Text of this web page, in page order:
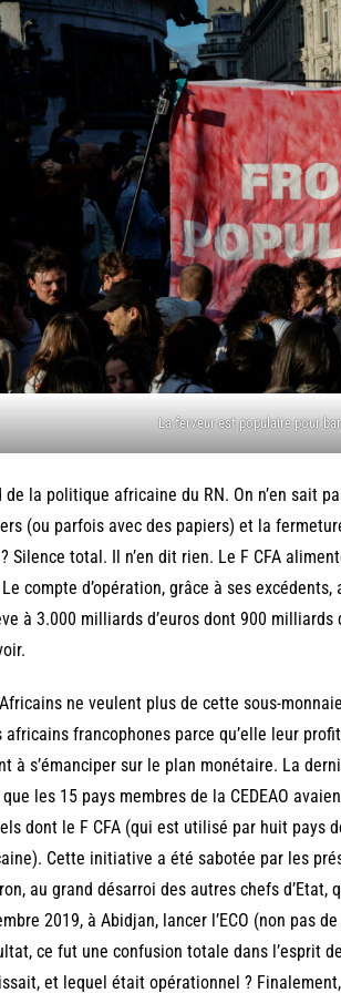
La ferveur est populaire pour
de la politique africaine du RN. On n’en sait
(ou parfois avec des papiers) et la
? Silence total. Il n’en dit rien. Le F CFA
compte d’opération, grâce à ses
à 3.000 milliards d’euros dont 900
ne veulent plus de cette sous-
africains francophones parce qu’elle leur
à s’émanciper sur le plan monétaire. La
que les 15 pays membres de la CEDEAO
dont le F CFA (qui est utilisé par huit pays
Cette initiative a été sabotée par les
au grand désarroi des autres chefs
2019, à Abidjan, lancer l’ECO (non pas
ce fut une confusion totale dans l’esprit
et lequel était opérationnel ? Finalement,